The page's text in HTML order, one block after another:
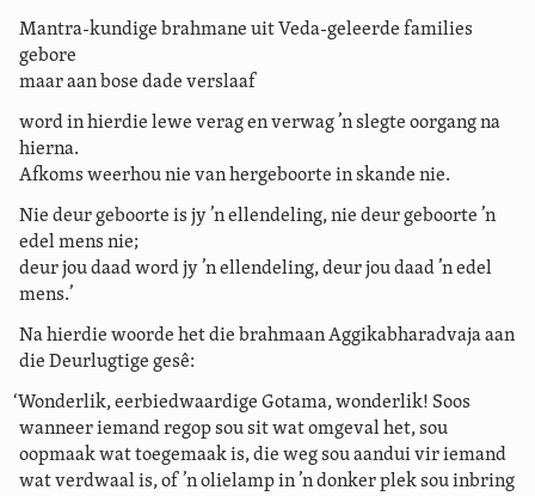
Mantra-kundige brahmane uit Veda-geleerde families
gebore
maar aan bose dade verslaaf
word in hierdie lewe verag en verwag ’n slegte oorgang na
hierna.
Afkoms weerhou nie van hergeboorte in skande nie.
Nie deur geboorte is jy ’n ellendeling, nie deur geboorte ’n
edel mens nie;
deur jou daad word jy ’n ellendeling, deur jou daad ’n edel
mens.’
Na hierdie woorde het die brahmaan Aggikabharadvaja aan
die Deurlugtige gesê:
‘Wonderlik, eerbiedwaardige Gotama, wonderlik! Soos
wanneer iemand regop sou sit wat omgeval het, sou
oopmaak wat toegemaak is, die weg sou aandui vir iemand
wat verdwaal is, of ’n olielamp in ’n donker plek sou inbring